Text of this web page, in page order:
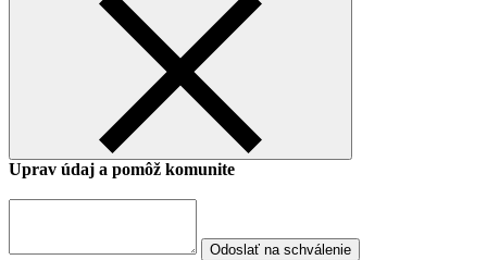
Uprav údaj a pomôž komunite
Odoslať na schválenie